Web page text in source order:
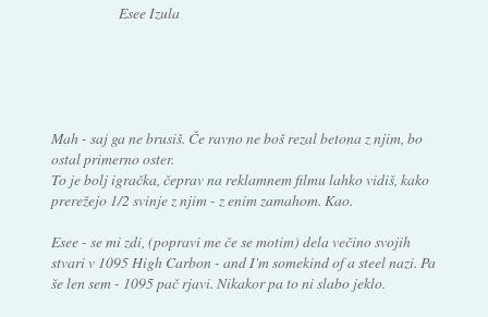
Esee Izula
Mah - saj ga ne brusiš. Če ravno ne boš rezal betona z njim, bo
ostal primerno oster.
To je bolj igračka, čeprav na reklamnem filmu lahko vidiš, kako
prerežejo 1/2 svinje z njim - z enim zamahom. Kao.
Esee - se mi zdi, (popravi me če se motim) dela večino svojih
stvari v 1095 High Carbon - and I'm somekind of asteel nazi. Pa
še len sem - 1095 pač rjavi. Nikakor pa to ni slabo jeklo.